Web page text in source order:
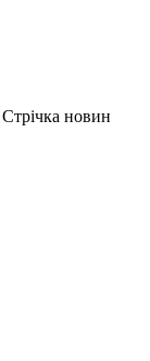
Стрічка новин